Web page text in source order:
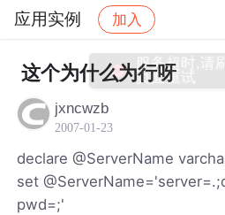
应用实例 加入
社区 应用实例 帖子详情
这个为什么为行呀
jxncwzb
2007-01-23
declare @ServerName
set
pwd=;'
服务超时,请
页面重试